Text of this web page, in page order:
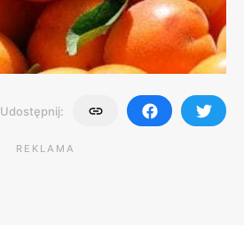
Udostępnij:
REKLAMA